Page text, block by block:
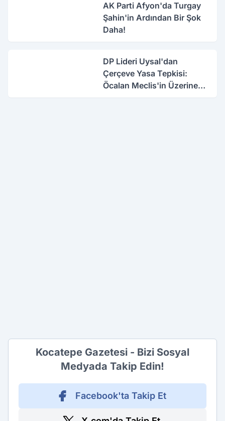
AK Parti Afyon'da Turgay
Şahin'in Ardından Bir Şok
Daha!
DP Lideri Uysal'dan
Çerçeve Yasa Tepkisi:
Öcalan Meclis'in Üzerine
Kocatepe Gazetesi - Bizi Sosyal
Medyada Takip Edin!
Facebook'ta Takip Et